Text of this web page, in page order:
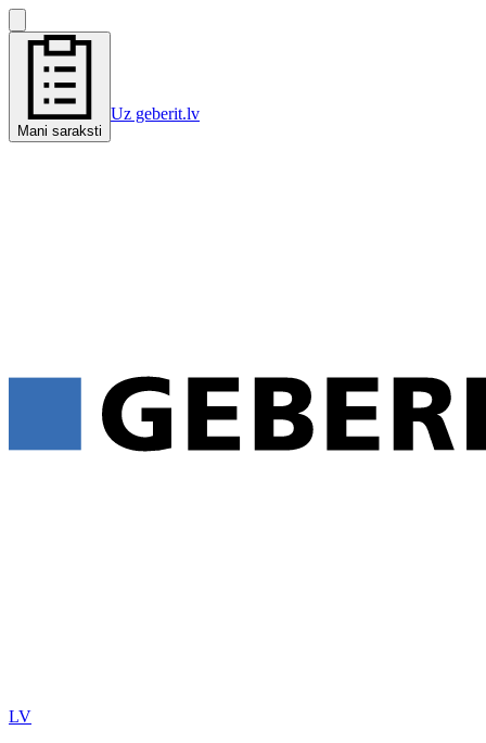
Mani saraksti
Uz geberit.lv
LV